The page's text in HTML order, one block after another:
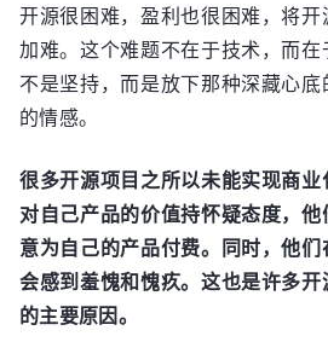
开源很困难，盈利也很困难，将
加难。这个难题不在于技术，而
不是坚持，而是放下那种深藏心
的情感。
很多开源项目之所以未能实现商
对自己产品的价值持怀疑态度，
意为自己的产品付费。同时，他
会感到羞愧和愧疚。这也是许多
的主要原因。